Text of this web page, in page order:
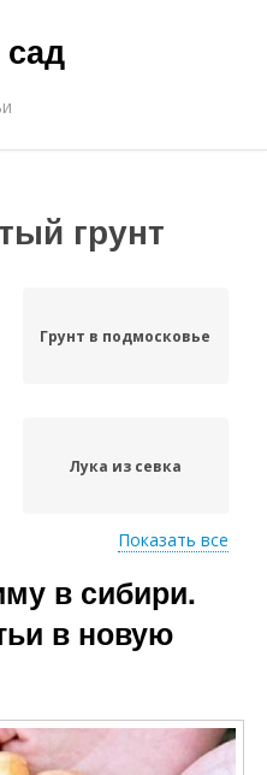
грунт
Грунт в подмосковье
Лука из севка
Показать все
в сибири.
в новую